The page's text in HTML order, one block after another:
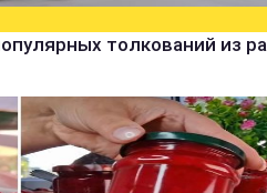
толкований из